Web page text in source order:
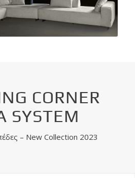
CORNER
SYSTEM
– New Collection 2023